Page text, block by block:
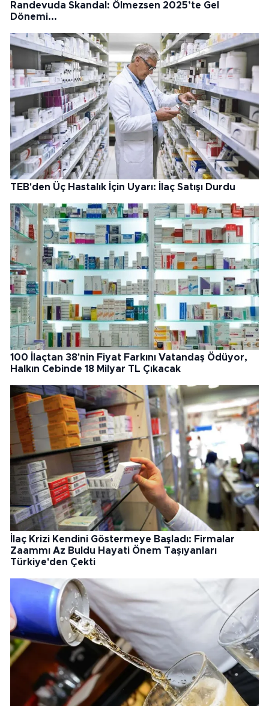
Randevuda Skandal: Ölmezsen 2025’te Gel
Dönemi...
TEB'den Üç Hastalık İçin Uyarı: İlaç Satışı Durdu
100 İlaçtan 38'nin Fiyat Farkını Vatandaş Ödüyor,
Halkın Cebinde 18 Milyar TL Çıkacak
İlaç Krizi Kendini Göstermeye Başladı: Firmalar
Zaammı Az Buldu Hayati Önem Taşıyanları
Türkiye'den Çekti